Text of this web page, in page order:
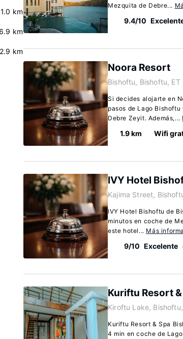
1.0 km
km
km
Mezquita de Debre...
9.4/10
Noora Resort
Bishoftu, Bishoftu, ET
Si decides alojarte en
pasos de Lago
Debre Zeyit. Además,...
1.9 km Wifi
IVY Hotel
Kajima Street,
IVY Hotel Bishoftu de
minutos en coche de
este hotel... Más
9/10 Excelente
Kuriftu Resort
Kiroftu Lake,
Kuriftu Resort & Spa
4 min en coche de